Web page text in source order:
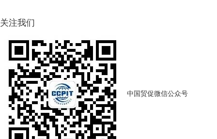
关注我们
中国贸促微信公众号